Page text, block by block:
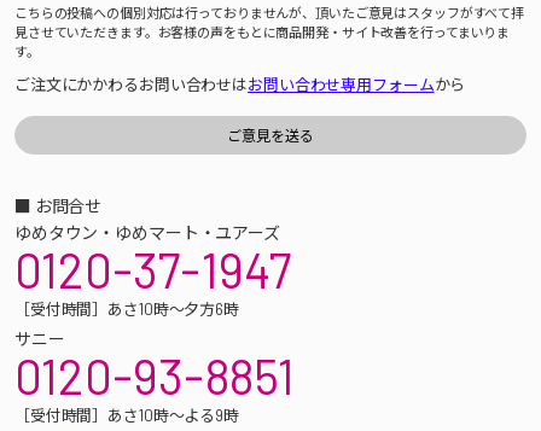
こちらの投稿への個別対応は行っておりませんが、頂いたご意見はスタッフがすべて拝
見させていただきます。お客様の声をもとに商品開発・サイト改善を行ってまいりま
す。
ご注文にかかわるお問い合わせはお問い合わせ専用フォームから
■ お問合せ
ゆめタウン・ゆめマート・ユアーズ
0120-37-1947
［受付時間］あさ10時～夕方6時
サニー
0120-93-8851
［受付時間］あさ10時～よる9時